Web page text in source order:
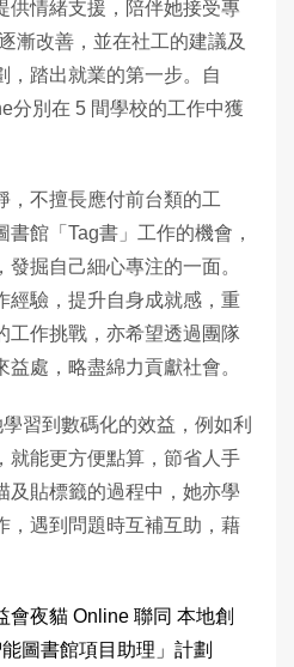
供情緒支援，陪伴她接受專
漸改善，並在社工的建議及
，踏出就業的第一步。自
分別在 5 間學校的工作中獲
，不擅長應付前台類的工
館「Tag書」工作的機會，
掘自己細心專注的一面。
經驗，提升自身成就感，重
工作挑戰，亦希望透過團隊
處，略盡綿力貢獻社會。
學習到數碼化的效益，例如利
就能更方便點算，節省人手
及貼標籤的過程中，她亦學
，遇到問題時互補互助，藉
會夜貓 Online 聯同 本地創
圖書館項目助理」計劃